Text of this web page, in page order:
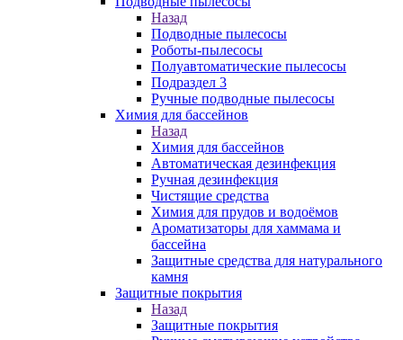
Назад
Подводные пылесосы
Роботы-пылесосы
Полуавтоматические пылесосы
Подраздел 3
Ручные подводные пылесосы
Химия для бассейнов
Назад
Химия для бассейнов
Автоматическая дезинфекция
Ручная дезинфекция
Чистящие средства
Химия для прудов и водоёмов
Ароматизаторы для хаммама и
бассейна
Защитные средства для натурального
камня
Защитные покрытия
Назад
Защитные покрытия